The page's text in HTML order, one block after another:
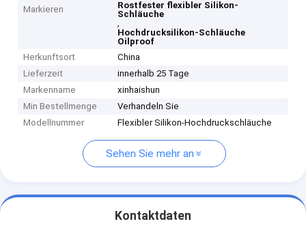
Markieren
Rostfester flexibler Silikon-
Schläuche
,
Hochdrucksilikon-Schläuche
Oilproof
Herkunftsort
China
Lieferzeit
innerhalb 25 Tage
Markenname
xinhaishun
Min Bestellmenge
Verhandeln Sie
Modellnummer
Flexibler Silikon-Hochdruckschläuche
Sehen Sie mehr an
Kontaktdaten